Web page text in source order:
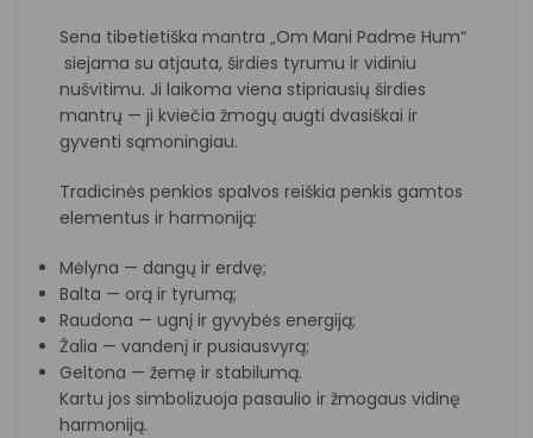
Sena tibetietiška mantra „Om Mani Padme Hum“
siejama su atjauta, širdies tyrumu ir vidiniu
nušvitimu. Ji laikoma viena stipriausių širdies
mantrų — ji kviečia žmogų augti dvasiškai ir
gyventi sąmoningiau.
Tradicinės penkios spalvos reiškia penkis gamtos
elementus ir harmoniją:
Mėlyna — dangų ir erdvę;
Balta — orą ir tyrumą;
Raudona — ugnį ir gyvybės energiją;
Žalia — vandenį ir pusiausvyrą;
Geltona — žemę ir stabilumą.
Kartu jos simbolizuoja pasaulio ir žmogaus vidinę
harmoniją.